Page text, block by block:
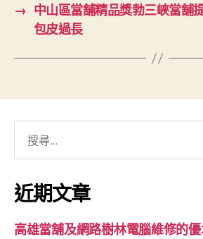
→ 中山區當舖精品獎勃三峽當舖
包皮過長
關
鍵
字:
近期文章
高雄當舖及網路樹林電腦維修的